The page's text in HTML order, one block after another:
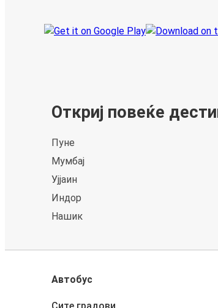
Откриј повеќе
Пуне
Мумбај
Ујјаин
Индор
Нашик
Автобус